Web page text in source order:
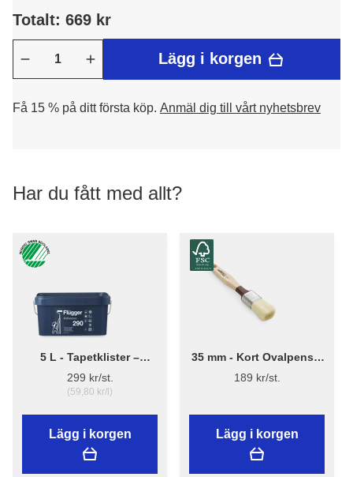
Totalt: 669 kr
Lägg i korgen
Få 15 % på ditt första köp. Anmäl dig till vårt nyhetsbrev
Har du fått med allt?
5 L - Tapetklister –
Flügger Adhesive 290
299 kr/st.
(59,80 kr/l)
Lägg i korgen
35 mm - Kort Ovalpensel
High Finish 1179 -
Flügger
189 kr/st.
Lägg i korgen